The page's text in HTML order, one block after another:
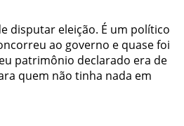
disputar eleição. É um político
ao governo e quase foi
patrimônio declarado era de
quem não tinha nada em